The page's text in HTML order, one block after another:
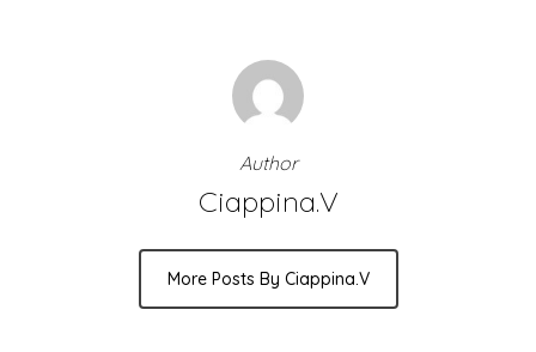
Author
Ciappina.v
More Posts By Ciappina.v